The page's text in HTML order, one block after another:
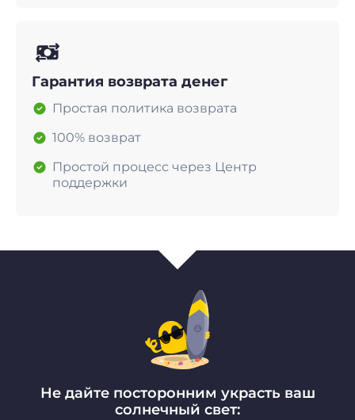
Гарантия возврата денег
Простая политика возврата
100% возврат
Простой процесс через Центр
поддержки
Не дайте посторонним украсть ваш
солнечный свет: